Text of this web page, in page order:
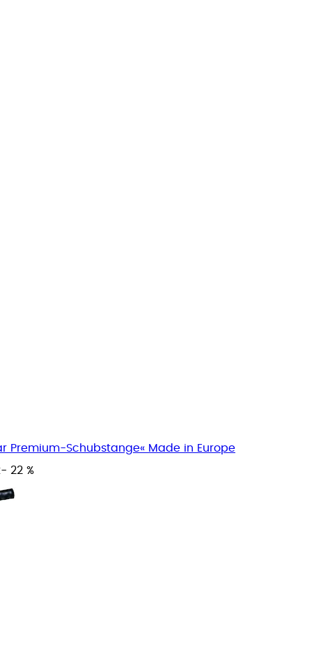
Premium-Schubstange« Made in Europe
- 22 %